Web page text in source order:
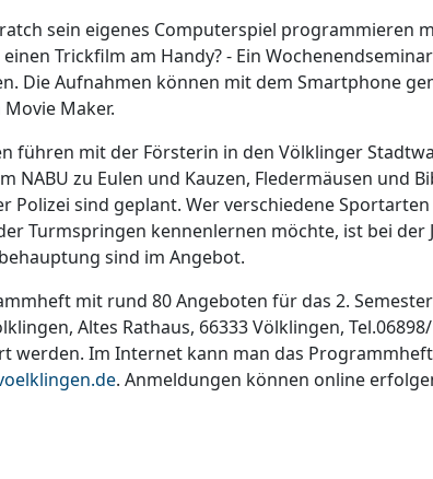
sein eigenes Computerspiel programmieren
Trickfilm am Handy? - Ein
Die Aufnahmen können mit dem Smartphone
Maker.
führen mit der Försterin in den Völklinger
NABU zu Eulen und Kauzen, Fledermäusen und
Polizei sind geplant. Wer verschiedene
Turmspringen kennenlernen möchte, ist bei der
sind im Angebot.
mit rund 80 Angeboten für das 2.
Altes Rathaus, 66333 Völklingen,
werden. Im Internet kann man das
. Anmeldungen können online